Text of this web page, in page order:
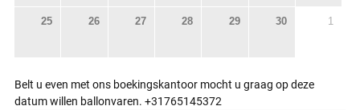
25 26 27 28 29 30 1
Belt u even met ons boekingskantoor mocht u graag op deze
datum willen ballonvaren. +31765145372